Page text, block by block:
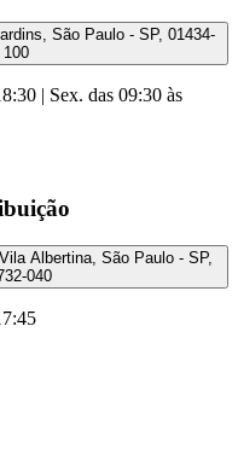
São Paulo - SP, 01434-
100
| Sex. das 09:30 às
Albertina, São Paulo - SP,
040